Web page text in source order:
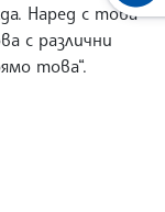
Наред с това
с различни
това“.